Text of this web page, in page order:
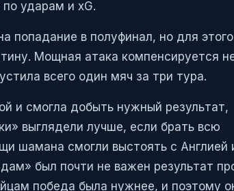
ударам и xG.
попадание в полуфинал, но для этого
Мощная атака компенсируется
всего один мяч за три тура.
и смогла добыть нужный результат,
выглядели лучше, если брать всю
шамана смогли выстоять с Англией
был почти не важен результат
победа была нужнее, и поэтому